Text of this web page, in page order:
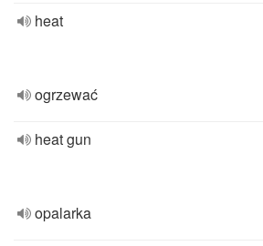
heat
ogrzewać
heat gun
opalarka